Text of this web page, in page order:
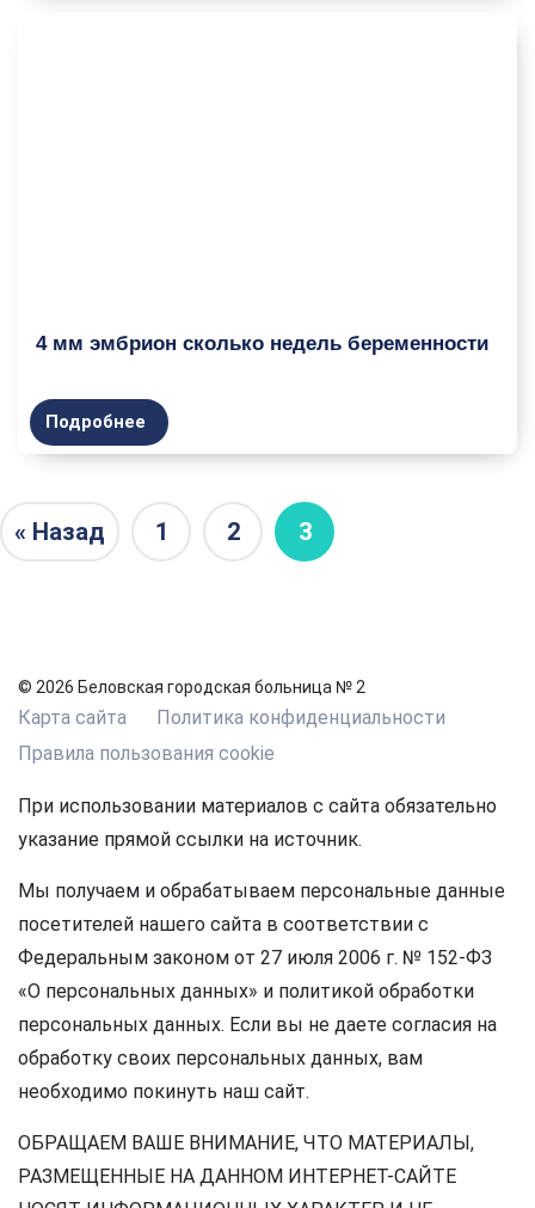
4 мм эмбрион сколько недель беременности
Подробнее
« Назад 1 2 3
© 2026 Беловская городская больница № 2
Карта сайта
Политика конфиденциальности
Правила пользования cookie
При использовании материалов с сайта обязательно
указание прямой ссылки на источник.
Мы получаем и обрабатываем персональные данные
посетителей нашего сайта в соответствии с
Федеральным законом от 27 июля 2006 г. № 152-ФЗ
«О персональных данных» и политикой обработки
персональных данных. Если вы не даете согласия на
обработку своих персональных данных, вам
необходимо покинуть наш сайт.
ОБРАЩАЕМ ВАШЕ ВНИМАНИЕ, ЧТО МАТЕРИАЛЫ,
РАЗМЕЩЕННЫЕ НА ДАННОМ ИНТЕРНЕТ-САЙТЕ